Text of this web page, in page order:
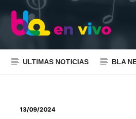
ULTIMAS NOTICIAS BLA
13/09/2024